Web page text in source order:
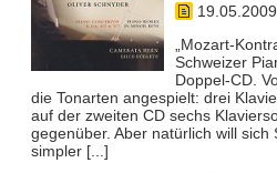
19.05.2009
„Mozart-
Schweizer
Doppel-CD.
die Tonarten angespielt: drei
auf der zweiten CD sechs
gegenüber. Aber natürlich will sich
simpler [...]